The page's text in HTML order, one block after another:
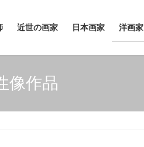
近世の画家 日本画家 洋画家
像作品